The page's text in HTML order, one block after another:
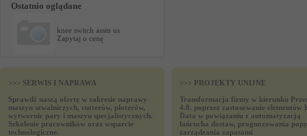
Ostatnio oglądane
knee switch assm us
Zapytaj o cenę
>>> SERWIS I NAPRAWA
Sprawdź naszą ofertę w zakresie naprawy
maszyn szwalniczych, cutterów, ploterów,
wytwornic pary i maszyn specjalistycznych.
Szkolenie pracowników oraz wsparcie
technologiczne.
>>> PROJEKTY UNIJNE
Transformacja firmy w kierunku
4.0. poprzez zastosowanie elementów
Data w powiązaniu z automatyzacją
łańcucha dostaw, prognozowania
zarządzania zapasami